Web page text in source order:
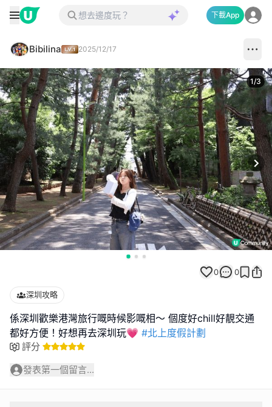
下載App
Bibilina 2025/12/17
1/3
0 0
深圳攻略
係深圳歡樂港灣旅行嘅時候影嘅相～ 個度好chill好靚交通
都好方便！好想再去深圳玩💗 #北上度假計劃
評分
發表第一個留言...